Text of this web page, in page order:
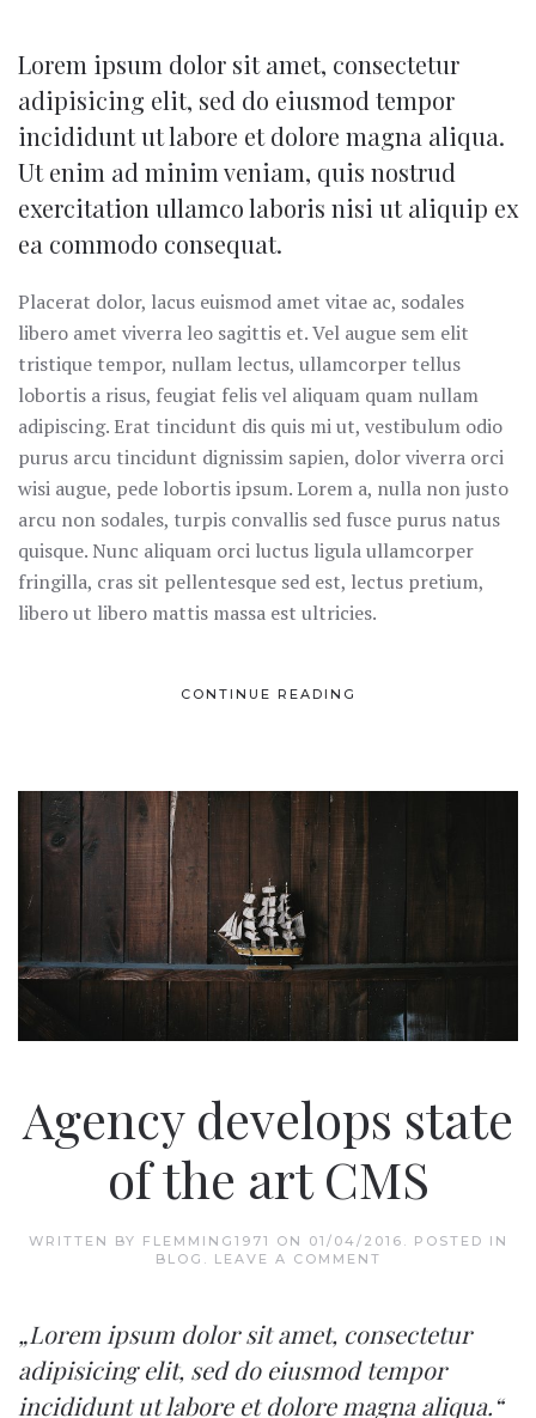
Lorem ipsum dolor sit amet, consectetur
adipisicing elit, sed do eiusmod tempor
incididunt ut labore et dolore magna aliqua.
Ut enim ad minim veniam, quis nostrud
exercitation ullamco laboris nisi ut aliquip ex
ea commodo consequat.
Placerat dolor, lacus euismod amet vitae ac, sodales
libero amet viverra leo sagittis et. Vel augue sem elit
tristique tempor, nullam lectus, ullamcorper tellus
lobortis a risus, feugiat felis vel aliquam quam nullam
adipiscing. Erat tincidunt dis quis mi ut, vestibulum odio
purus arcu tincidunt dignissim sapien, dolor viverra orci
wisi augue, pede lobortis ipsum. Lorem a, nulla non justo
arcu non sodales, turpis convallis sed fusce purus natus
quisque. Nunc aliquam orci luctus ligula ullamcorper
fringilla, cras sit pellentesque sed est, lectus pretium,
libero ut libero mattis massa est ultricies.
CONTINUE READING
Agency develops state
of the art CMS
WRITTEN BY FLEMMING1971 ON 01/04/2016 . POSTED IN
BLOG . LEAVE A COMMENT
„Lorem ipsum dolor sit amet, consectetur
adipisicing elit, sed do eiusmod tempor
incididunt ut labore et dolore magna aliqua.“